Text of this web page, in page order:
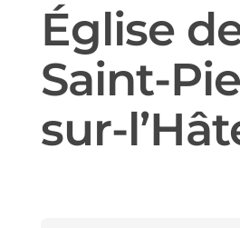
Église
Saint-
sur-